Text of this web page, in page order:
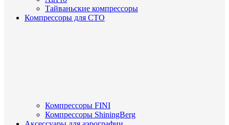
Тайваньские компрессоры
Компрессоры для СТО
Компрессоры FINI
Компрессоры ShiningBerg